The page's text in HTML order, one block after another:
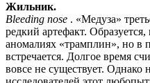
Жильник.
Bleeding nose . «Медуза»
редкий артефакт.
аномалиях «трамплин», но в
встречается. Долгое время
вовсе не существует. Однако